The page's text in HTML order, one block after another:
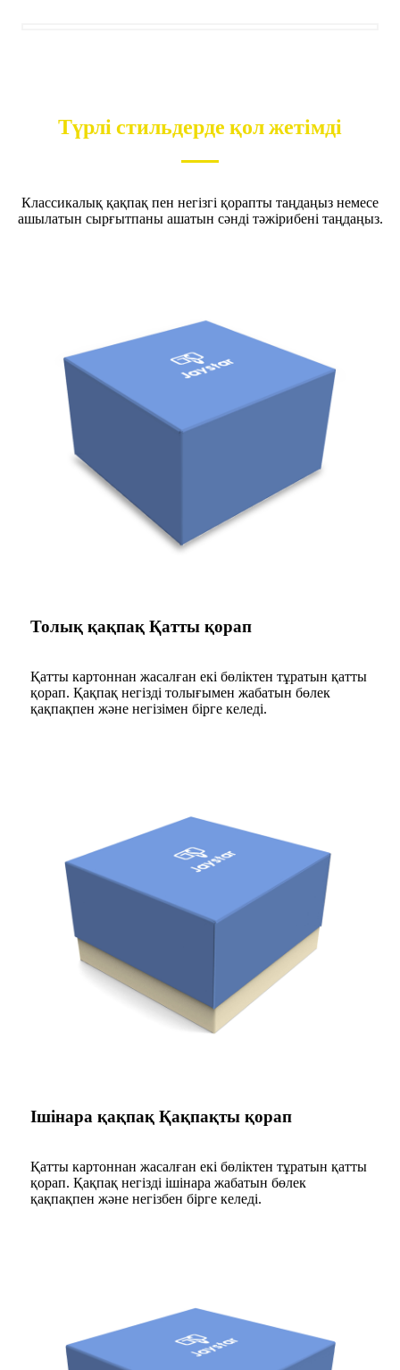
Түрлі стильдерде қол жетімді
Классикалық қақпақ пен негізгі қорапты таңдаңыз немесе
ашылатын сырғытпаны ашатын сәнді тәжірибені таңдаңыз.
Толық қақпақ Қатты қорап
Қатты картоннан жасалған екі бөліктен тұратын қатты
қорап. Қақпақ негізді толығымен жабатын бөлек
қақпақпен және негізімен бірге келеді.
Ішінара қақпақ Қақпақты қорап
Қатты картоннан жасалған екі бөліктен тұратын қатты
қорап. Қақпақ негізді ішінара жабатын бөлек
қақпақпен және негізбен бірге келеді.